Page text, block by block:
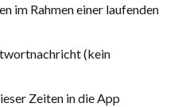
im Rahmen einer laufenden
(kein
Zeiten in die App